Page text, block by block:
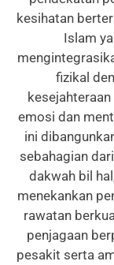
kesihatan
Islam
fizikal
emosi dan
ini
sebahagian
dakwah bil
menekankan
rawatan
penjagaan
pesakit serta